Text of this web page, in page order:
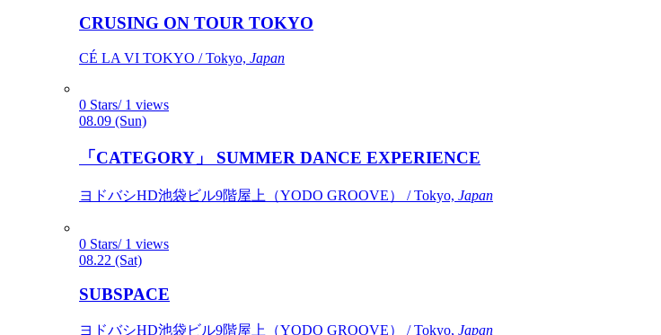
CRUSING ON TOUR TOKYO
CÉ LA VI TOKYO / Tokyo, Japan
0 Stars/ 1 views
08.09 (Sun)
「CATEGORY」 SUMMER DANCE EXPERIENCE
ヨドバシHD池袋ビル9階屋上（YODO GROOVE） / Tokyo, Japan
0 Stars/ 1 views
08.22 (Sat)
SUBSPACE
ヨドバシHD池袋ビル9階屋上（YODO GROOVE） / Tokyo, Japan